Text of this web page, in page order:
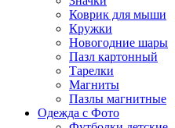
Коврик для мыши
Кружки
Новогодние шары
Пазл картонный
Тарелки
Магниты
Пазлы магнитные
Одежда с Фото